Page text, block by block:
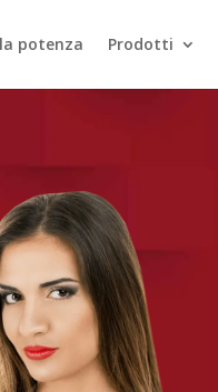
potenza Prodotti